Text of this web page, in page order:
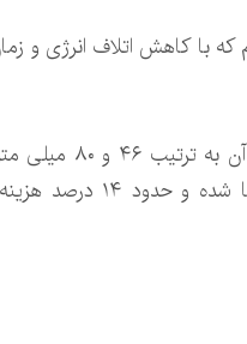
با کاهش اتلاف انرژی و
این باتری‌های جدید
بیشتری را برای خودرو تولید